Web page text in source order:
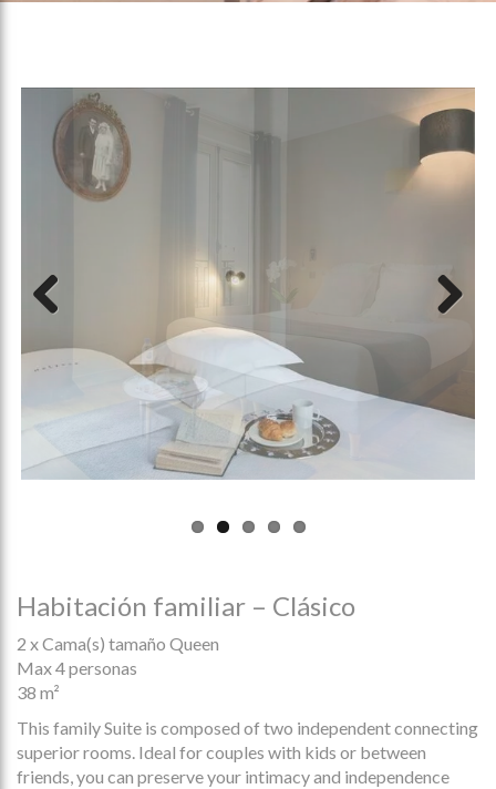
Habitación familiar – Clásico
2 x Cama(s) tamaño Queen
Max 4 personas
38 m²
This family Suite is composed of two independent connecting
superior rooms. Ideal for couples with kids or between
friends, you can preserve your intimacy and independence